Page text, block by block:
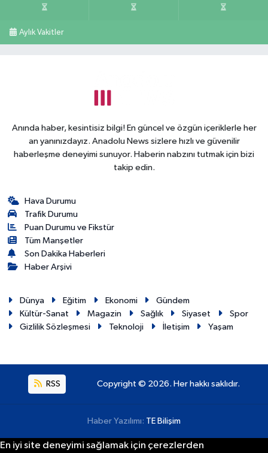
Aylık Vakitler
Anında haber, kesintisiz bilgi! En güncel ve özgün içeriklerle her
an yanınızdayız. Anadolu News sizlere hızlı ve güvenilir
haberleşme deneyimi sunuyor. Haberin nabzını tutmak için bizi
takip edin.
Hava Durumu
Trafik Durumu
Puan Durumu ve Fikstür
Tüm Manşetler
Son Dakika Haberleri
Haber Arşivi
Dünya Eğitim Ekonomi
Gündem
Kültür-Sanat
Magazin Sağlık Siyaset
Spor
Gizlilik Sözleşmesi
Teknoloji İletişim Yaşam
RSS Copyright © 2026. Her hakkı saklıdır.
Haber Yazılımı: TE Bilişim
En iyi site deneyimi sağlamak için çerezlerden